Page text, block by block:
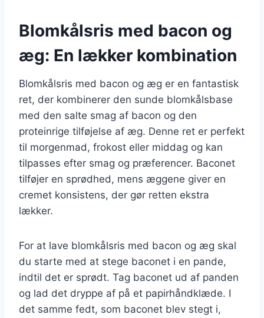
Blomkålsris med bacon og
æg: En lækker kombination
Blomkålsris med bacon og æg er en fantastisk
ret, der kombinerer den sunde blomkålsbase
med den salte smag af bacon og den
proteinrige tilføjelse af æg. Denne ret er perfekt
til morgenmad, frokost eller middag og kan
tilpasses efter smag og præferencer. Baconet
tilføjer en sprødhed, mens æggene giver en
cremet konsistens, der gør retten ekstra
lækker.
For at lave blomkålsris med bacon og æg skal
du starte med at stege baconet i en pande,
indtil det er sprødt. Tag baconet ud af panden
og lad det dryppe af på et papirhåndklæde. I
det samme fedt, som baconet blev stegt i,